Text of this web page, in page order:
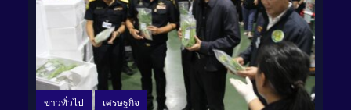
ข่าวทั่วไป เศรษฐกิจ